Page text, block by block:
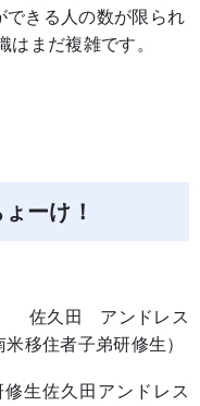
できる人の数が限られ
はまだ複雑です。
ーけ！
佐久田 アンドレス
米移住者子弟研修生）
生佐久田アンドレス